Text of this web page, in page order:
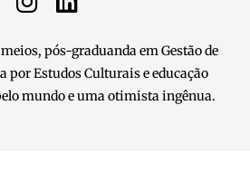
pós-graduanda em Gestão de
por Estudos Culturais e educação
mundo e uma otimista ingênua.